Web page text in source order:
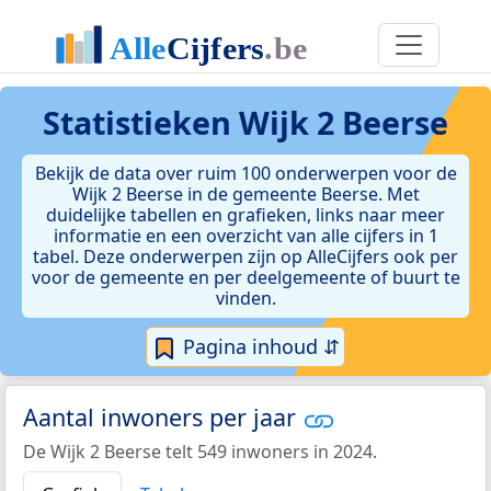
Statistieken Wijk 2 Beerse
Bekijk de data over ruim 100 onderwerpen voor de
Wijk 2 Beerse in de gemeente Beerse. Met
duidelijke tabellen en grafieken, links naar meer
informatie en een overzicht van alle cijfers in 1
tabel. Deze onderwerpen zijn op AlleCijfers ook per
voor de gemeente en per deelgemeente of buurt te
vinden.
Pagina inhoud ⇵
Aantal inwoners per jaar
De Wijk 2 Beerse telt 549 inwoners in 2024.